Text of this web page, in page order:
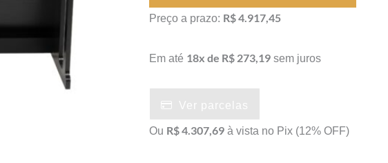
P2006
Preço a prazo: R$ 4.917,45
Em até 18x de R$ 273,19 sem juros
Ver parcelas
Ou R$ 4.307,69 à vista no Pix (12% OFF)